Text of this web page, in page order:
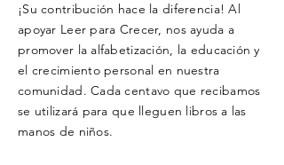
¡Su contribución hace la diferencia! Al
apoyar Leer para Crecer, nos ayuda a
promover la alfabetización, la educación y
el crecimiento personal en nuestra
comunidad. Cada centavo que recibamos
se utilizará para que lleguen libros a las
manos de niños.